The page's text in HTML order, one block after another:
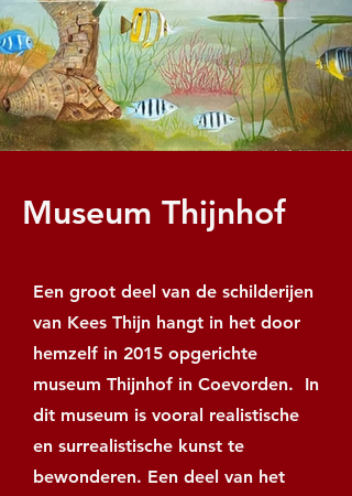
Museum Thijnhof
Een groot deel van de schilderijen
van Kees Thijn hangt in het door
hemzelf in 2015 opgerichte
museum Thijnhof in Coevorden. In
dit museum is vooral realistische
en surrealistische kunst te
bewonderen. Een deel van het